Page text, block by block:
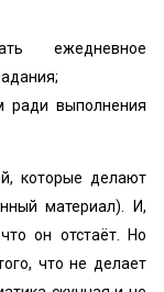
ежедневное
ради выполнения
которые делают
материал). И,
он отстаёт. Но
что не делает